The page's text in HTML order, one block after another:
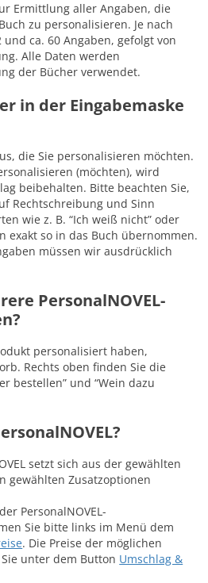
Ermittlung aller Angaben, die
zu personalisieren. Je nach
ca. 60 Angaben, gefolgt von
Alle Daten werden
der Bücher verwendet.
in der Eingabemaske
die Sie personalisieren möchten.
(möchten), wird
beibehalten. Bitte beachten Sie,
Rechtschreibung und Sinn
wie z. B. “Ich weiß nicht” oder
exakt so in das Buch übernommen.
müssen wir ausdrücklich
PersonalNOVEL-
personalisiert haben,
Rechts oben finden Sie die
bestellen” und “Wein dazu
setzt sich aus der gewählten
gewählten Zusatzoptionen
PersonalNOVEL-
Sie bitte links im Menü dem
. Die Preise der möglichen
unter dem Button Umschlag &